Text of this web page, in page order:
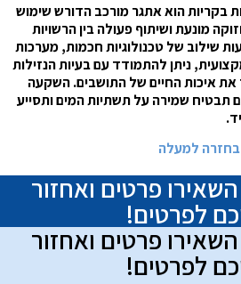
בקריות הוא אתגר מורכב הדורש שימוש
מונעת ושיתוף פעולה בין הרשויות
שילוב של טכנולוגיות חכמות, מערכות
ניתן להתמודד עם בעיות הנזילות
את איכות החיים של התושבים. השקעה
תבטיח שמירה על תשתיות המים ותסייע
בחזרה למעלה
פרטים ואחזור
לפרטים!
פרטים ואחזור
לפרטים!